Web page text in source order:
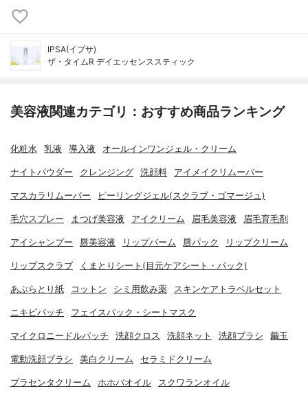
IPSA(イプサ)
ザ・タイムR デイエッセンススティック
美容液関連カテゴリ：おすすめ商品ランキング
化粧水 乳液 導入液 オールインワンジェル・クリーム
ナイトパウダー クレンジング 洗顔料 アイメイクリムーバー
マスカラリムーバー ピーリングジェル(スクラブ・ゴマージュ)
毛穴スプレー まつげ美容液 アイクリーム 眉毛美容液 眉毛育毛剤
アイシャンプー 唇美容液 リップバーム 唇パック リップクリーム
リップスクラブ くまとりシート(目元ケアシート・パック)
あぶらとり紙 コットン シミ用飲み薬 スキンケアトラベルセット
ニキビパッチ フェイスパック・シートマスク
マイクロニードルパッチ 洗顔クロス 洗顔ネット 洗顔ブラシ 繭玉
電動洗顔ブラシ 美白クリーム セラミドクリーム
プラセンタクリーム ホホバオイル スクワランオイル